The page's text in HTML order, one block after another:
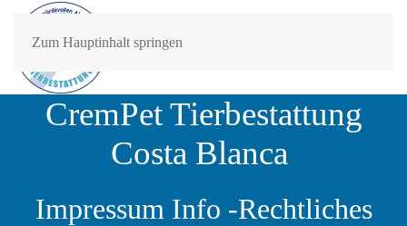
Zum Hauptinhalt springen
CremPet Tierbestattung
Costa Blanca
Impressum Info -Rechtliches